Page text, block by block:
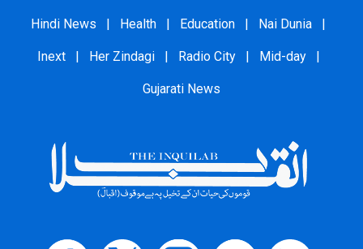
Hindi News | Health | Education | Nai Dunia |
Inext | Her Zindagi | Radio City | Mid-day |
Gujarati News